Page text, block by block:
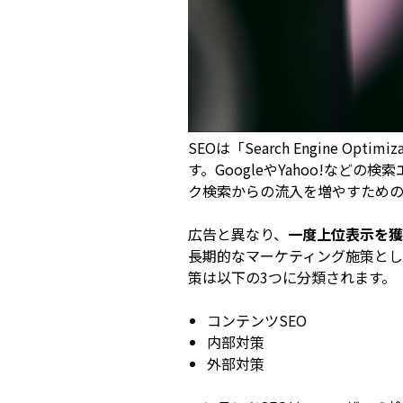
SEOは「Search Engine
す。GoogleやYahoo!などの検
ク検索からの流入を増やすため
広告と異なり、 一度上位表示を
長期的なマーケティング施策と
策は以下の3つに分類されます。
コンテンツSEO
内部対策
外部対策